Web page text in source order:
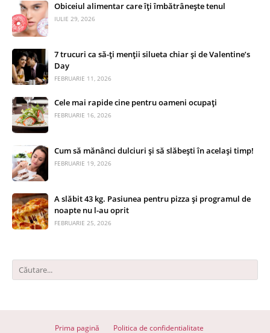
Obiceiul alimentar care îți îmbătrânește tenul
IULIE 29, 2026
7 trucuri ca să-ți menții silueta chiar și de Valentine’s
Day
FEBRUARIE 11, 2026
Cele mai rapide cine pentru oameni ocupați
FEBRUARIE 16, 2026
Cum să mănânci dulciuri și să slăbești în același timp!
FEBRUARIE 19, 2026
A slăbit 43 kg. Pasiunea pentru pizza și programul de
noapte nu l-au oprit
FEBRUARIE 25, 2026
Prima pagină Politica de confidentialitate